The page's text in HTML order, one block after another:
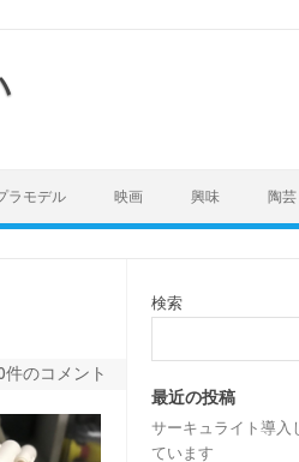
ラモデル 映画 興味 陶芸
件のコメント
検索
最近の投稿
サーキュライト導入
ています